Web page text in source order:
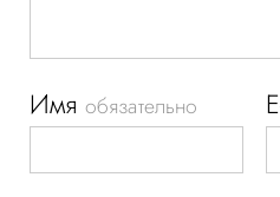
Имяобязательно